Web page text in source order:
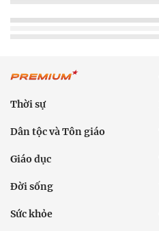
Thời sự
Dân tộc và Tôn giáo
Giáo dục
Đời sống
Sức khỏe